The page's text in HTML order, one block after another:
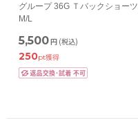
グループ 36G Ｔバックショーツ
M/L
5,500円 (税込)
250pt獲得